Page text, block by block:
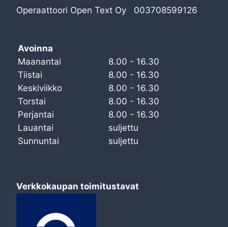
Operaattoori Open Text Oy 003708599126
Avoinna
Maanantai
8.00 - 16.30
Tiistai
8.00 - 16.30
Keskiviikko
8.00 - 16.30
Torstai
8.00 - 16.30
Perjantai
8.00 - 16.30
Lauantai
suljettu
Sunnuntai
suljettu
Verkkokaupan toimitustavat